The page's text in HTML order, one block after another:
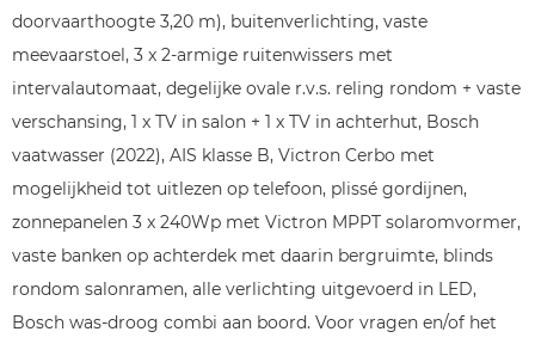
doorvaarthoogte 3,20 m), buitenverlichting, vaste
meevaarstoel, 3 x 2-armige ruitenwissers met
intervalautomaat, degelijke ovale r.v.s. reling rondom + vaste
verschansing, 1 x TV in salon + 1 x TV in achterhut, Bosch
vaatwasser (2022), AIS klasse B, Victron Cerbo met
mogelijkheid tot uitlezen op telefoon, plissé gordijnen,
zonnepanelen 3 x 240Wp met Victron MPPT solaromvormer,
vaste banken op achterdek met daarin bergruimte, blinds
rondom salonramen, alle verlichting uitgevoerd in LED,
Bosch was-droog combi aan boord. Voor vragen en/of het